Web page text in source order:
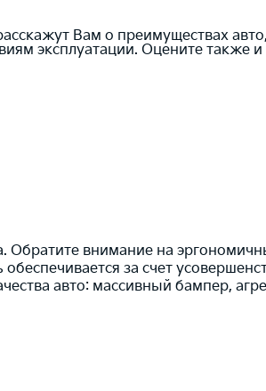
Вам о преимуществах
эксплуатации. Оцените также
Обратите внимание на
за счет
авто: массивный бампер,